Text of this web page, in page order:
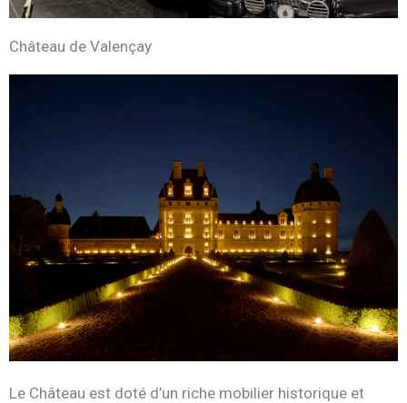
Château de Valençay
Le Château est doté d’un riche mobilier historique et